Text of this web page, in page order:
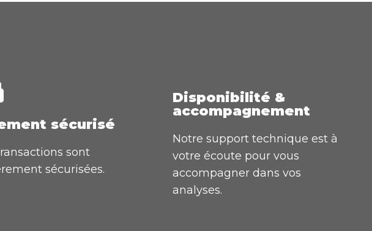
sécurisé
sont
sécurisées.
Disponibilité &
accompagnement
Notre support technique est à
votre écoute pour vous
accompagner dans vos
analyses.